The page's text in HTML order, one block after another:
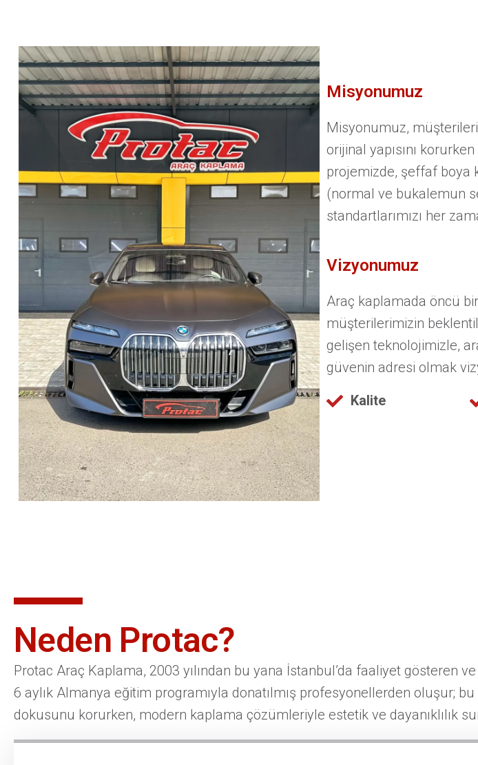
Misyonumuz
Misyonumuz,
orijinal yapısını
projemizde, şeffaf boya
(normal ve bukalemun
standartlarımızı her
Vizyonumuz
Araç kaplamada öncü
müşterilerimizin
gelişen teknolojimizle,
güvenin adresi olmak
Kalite
Neden Protac?
Protac Araç Kaplama, 2003 yılından bu yana İstanbul’da faaliyet gösteren
6 aylık Almanya eğitim programıyla donatılmış profesyonellerden oluşur;
dokusunu korurken, modern kaplama çözümleriyle estetik ve dayanıklılık